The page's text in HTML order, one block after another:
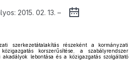
2015. 02. 13. –
szerkezetátalakítás részeként a kormányzati
korszerűsítése, a szabályrendszer
akadályok lebontása és a közigazgatás szolgáltató